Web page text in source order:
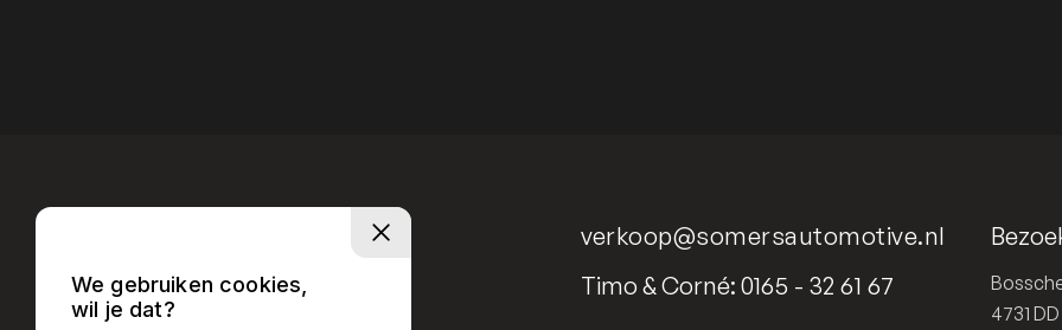
verkoop@somersautomotive.nl
Timo & Corné: 0165 - 32 61 67
4731
We gebruiken cookies,
wil je dat?